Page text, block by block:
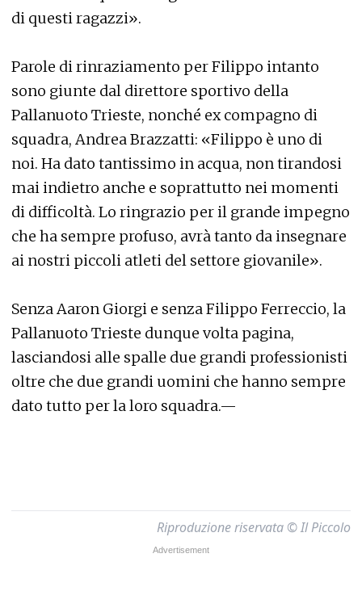
di questi ragazzi».
Parole di rinraziamento per Filippo intanto
sono giunte dal direttore sportivo della
Pallanuoto Trieste, nonché ex compagno di
squadra, Andrea Brazzatti: «Filippo è uno di
noi. Ha dato tantissimo in acqua, non tirandosi
mai indietro anche e soprattutto nei momenti
di difficoltà. Lo ringrazio per il grande impegno
che ha sempre profuso, avrà tanto da insegnare
ai nostri piccoli atleti del settore giovanile».
Senza Aaron Giorgi e senza Filippo Ferreccio, la
Pallanuoto Trieste dunque volta pagina,
lasciandosi alle spalle due grandi professionisti
oltre che due grandi uomini che hanno sempre
dato tutto per la loro squadra.—
Riproduzione riservata © Il Piccolo